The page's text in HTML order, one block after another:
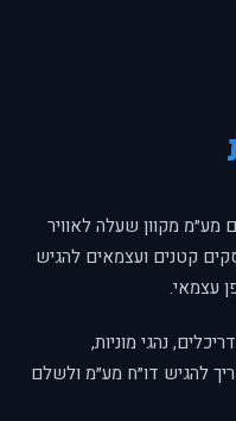
מע״מ מקוון שעלה לאוויר
לעסקים קטנים ועצמאים להגיש
עצמאי.
נהגי מוניות,
להגיש דו״ח מע״מ ולשלם